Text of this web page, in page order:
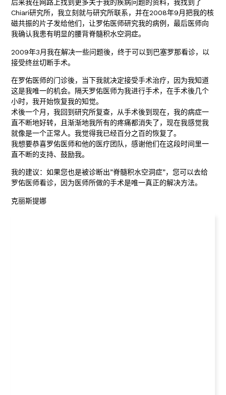
后来我在网路上找到更多关于我的疾病问题的资料，我找到了
Chiari研究所，我立刻就与研究所联系，并在2008年9月把我的核
磁共振的片子发给他们，让罗佑医师研究我的病例，最后医师向
我确认我患有明显的腰背脊髓积水空洞症。
2009年3月我在解决一些问题後，终于可以到巴塞罗那看诊，以
接受终丝切断手术。
在罗佑医师的门诊後，当下我就决定接受手术治疗，因为我知道
这是我唯一的机会。隔天罗佑医师为我进行手术，在手术後几个
小时，我开始恢复我的知觉。
术後一个月，我回到研究所复查，从手术後到现在，我的病症一
直不断地好转，且渐渐地我所有的疼痛都消失了，现在我感觉我
就像是一个正常人。我觉得我已经百分之百的恢复了。
我想要恭喜罗佑医师和他的医疗团队，感谢他们在这段时间里一
直不断的支持、鼓励我。
我的建议：如果您也是被诊断出”脊髓积水空洞症”，您可以去给
罗佑医师看诊，因为医师所做的手术是唯一真正的解决方法。
克丽斯提娜